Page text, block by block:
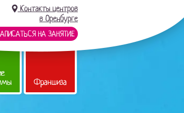
Контакты центров
в Оренбурге
НА ЗАНЯТИЕ
Франшиза